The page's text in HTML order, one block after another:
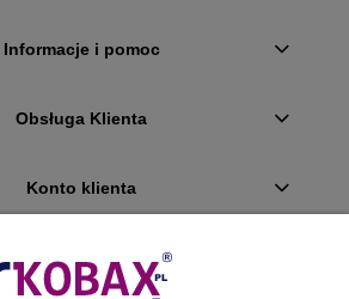
Informacje i pomoc
Obsługa Klienta
Konto klienta
Płatności i dostawa